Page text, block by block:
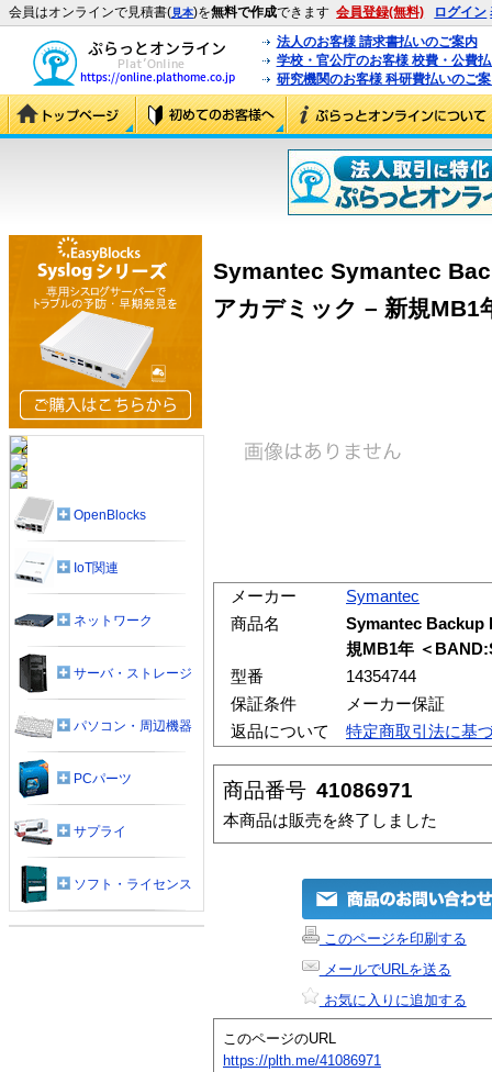
会員はオンラインで見積書(見本)を無料で作成できます 会員登録(無料) ログイン
法人のお客様 請求書払いのご案内
学校・官公庁のお客様 校費・公費
研究機関のお客様 科研費払いのご
Symantec Symantec
アカデミック – 新規MB1
メーカー
Symantec
商品名
Symantec Backup
規MB1年 ＜
型番
14354744
保証条件
メーカー保証
返品について
特定商取引法に基
商品番号 41086971
本商品は販売を終了しました
このページを印刷する
メールでURLを送る
お気に入りに追加する
このページのURL
https://plth.me/41086971
OpenBlocks
IoT関連
ネットワーク
サーバ・ストレージ
パソコン・周辺機器
PCパーツ
サプライ
ソフト・ライセンス